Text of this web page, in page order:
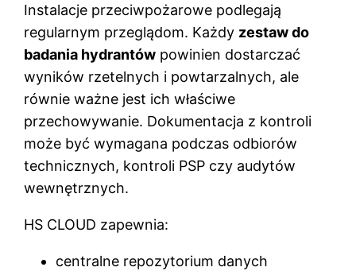
Instalacje przeciwpożarowe podlegają
regularnym przeglądom. Każdy zestaw do
badania hydrantów powinien dostarczać
wyników rzetelnych i powtarzalnych, ale
równie ważne jest ich właściwe
przechowywanie. Dokumentacja z kontroli
może być wymagana podczas odbiorów
technicznych, kontroli PSP czy audytów
wewnętrznych.
HS CLOUD zapewnia:
centralne repozytorium danych